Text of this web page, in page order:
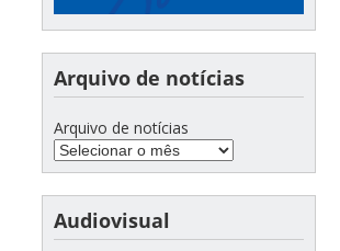
Arquivo de notícias
Arquivo de notícias
Audiovisual